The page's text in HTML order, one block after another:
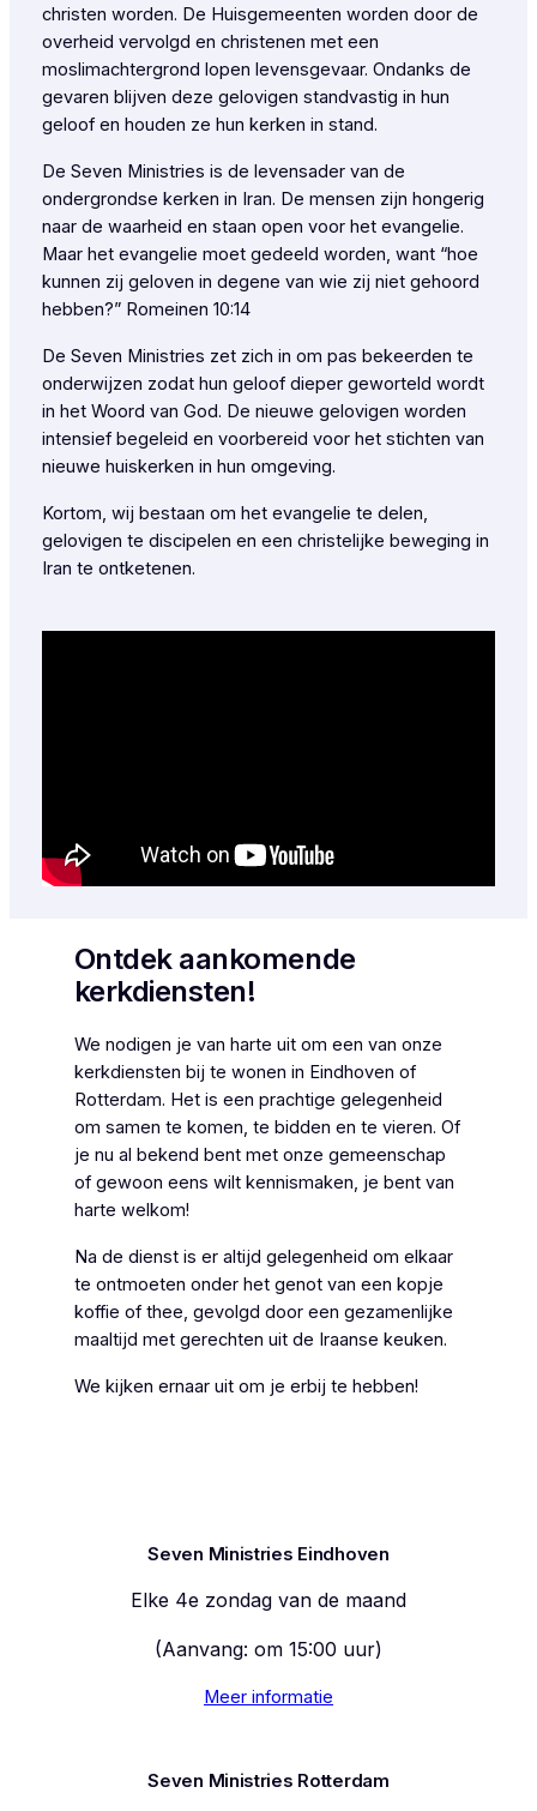
christen worden. De Huisgemeenten worden door de
overheid vervolgd en christenen met een
moslimachtergrond lopen levensgevaar. Ondanks de
gevaren blijven deze gelovigen standvastig in hun
geloof en houden ze hun kerken in stand.
De Seven Ministries is de levensader van de
ondergrondse kerken in Iran. De mensen zijn hongerig
naar de waarheid en staan open voor het evangelie.
Maar het evangelie moet gedeeld worden, want “hoe
kunnen zij geloven in degene van wie zij niet gehoord
hebben?” Romeinen 10:14
De Seven Ministries zet zich in om pas bekeerden te
onderwijzen zodat hun geloof dieper geworteld wordt
in het Woord van God. De nieuwe gelovigen worden
intensief begeleid en voorbereid voor het stichten van
nieuwe huiskerken in hun omgeving.
Kortom, wij bestaan om het evangelie te delen,
gelovigen te discipelen en een christelijke beweging in
Iran te ontketenen.
Ontdek aankomende
kerkdiensten!
We nodigen je van harte uit om een van onze
kerkdiensten bij te wonen in Eindhoven of
Rotterdam. Het is een prachtige gelegenheid
om samen te komen, te bidden en te vieren. Of
je nu al bekend bent met onze gemeenschap
of gewoon eens wilt kennismaken, je bent van
harte welkom!
Na de dienst is er altijd gelegenheid om elkaar
te ontmoeten onder het genot van een kopje
koffie of thee, gevolgd door een gezamenlijke
maaltijd met gerechten uit de Iraanse keuken.
We kijken ernaar uit om je erbij te hebben!
Seven Ministries Eindhoven
Elke 4e zondag van de maand
(Aanvang: om 15:00 uur)
Meer informatie
Seven Ministries Rotterdam